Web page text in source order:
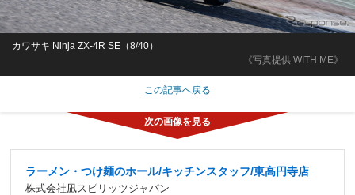
《写真提供 WITH ME》
カワサキ Ninja ZX-4R SE（8/40）
この記事へ戻る
ラーメン・つけ麺のホール/キッチンスタッフ/東高円寺店
株式会社凪スピリッツジャパン